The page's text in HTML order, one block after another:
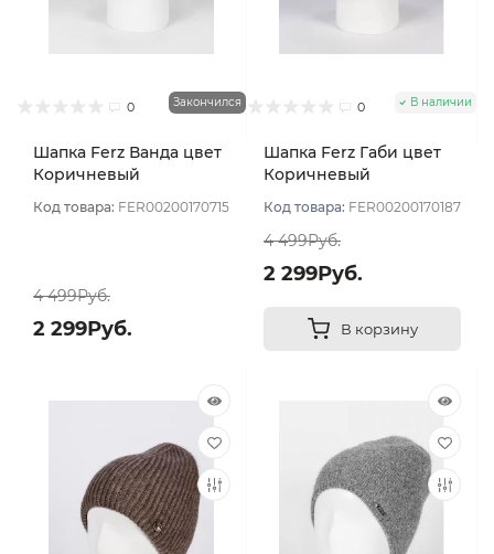
0 Закончился
Шапка Ferz Ванда цвет
Коричневый
Код товара: FER00200170715
4 499Руб.
2 299Руб.
0 В наличии
Шапка Ferz Габи цвет
Коричневый
Код товара: FER00200170187
4 499Руб.
2 299Руб.
В корзину